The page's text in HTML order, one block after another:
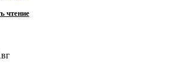
чтение